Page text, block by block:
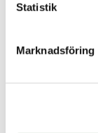
Statistik
Marknadsföring